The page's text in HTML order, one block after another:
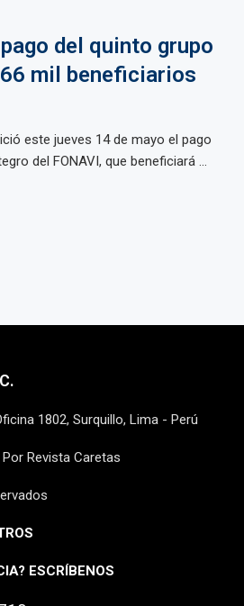
del quinto grupo
mil beneficiarios
este jueves 14 de mayo el pago
del FONAVI, que beneficiará ...
1802, Surquillo, Lima - Perú
Revista Caretas
ESCRÍBENOS